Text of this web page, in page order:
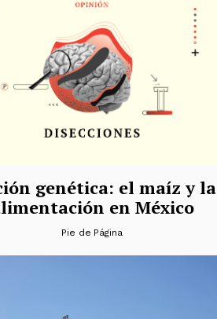
genética: el maíz y la
en México
Pie de Página